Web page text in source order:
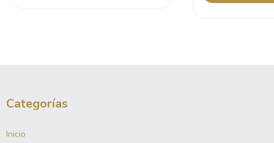
Categorías
Inicio